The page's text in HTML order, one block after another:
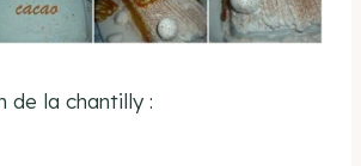
de la chantilly :